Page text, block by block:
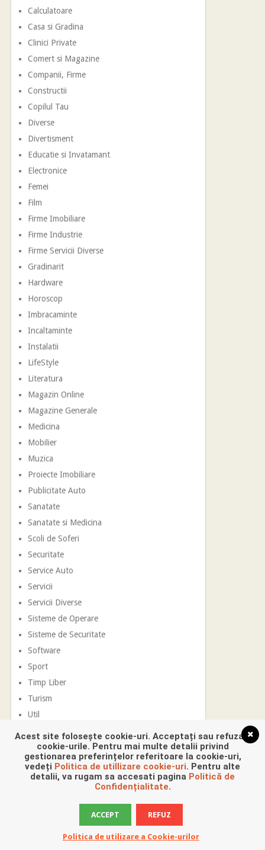
Calculatoare
Casa si Gradina
Clinici Private
Comert si Magazine
Companii, Firme
Constructii
Copilul Tau
Diverse
Divertisment
Educatie si Invatamant
Electronice
Femei
Film
Firme Imobiliare
Firme Industrie
Firme Servicii Diverse
Gradinarit
Hardware
Horoscop
Imbracaminte
Incaltaminte
Instalatii
LifeStyle
Literatura
Magazin Online
Magazine Generale
Medicina
Mobilier
Muzica
Proiecte Imobiliare
Publicitate Auto
Sanatate
Sanatate si Medicina
Scoli de Soferi
Securitate
Service Auto
Servicii
Servicii Diverse
Sisteme de Operare
Sisteme de Securitate
Software
Sport
Timp Liber
Turism
Util
Promovare Digitala Copyright © 2026.
Acest site folosește cookie-uri. Acceptați sau refuzați
cookie-urile. Pentru mai multe detalii privind
gestionarea preferințelor referitoare la cookie-uri,
vedeți Politica de utillizare cookie-uri. Pentru alte
detalii, va rugam sa accesati pagina Politică de
Confidențialitate.
ACCEPT REFUZ
Politica de utilizare a Cookie-urilor